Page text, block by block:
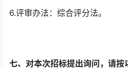
6.评审办法：综合评分法。
七、对本次招标提出询问，请按